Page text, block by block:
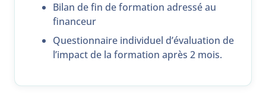
Bilan de fin de formation adressé au
financeur
Questionnaire individuel d’évaluation de
l’impact de la formation après 2 mois.